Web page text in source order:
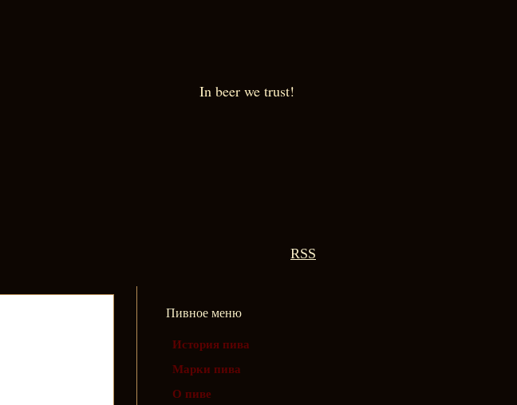
In beer we trust!
RSS
Пивное меню
История пива
Марки пива
О пиве